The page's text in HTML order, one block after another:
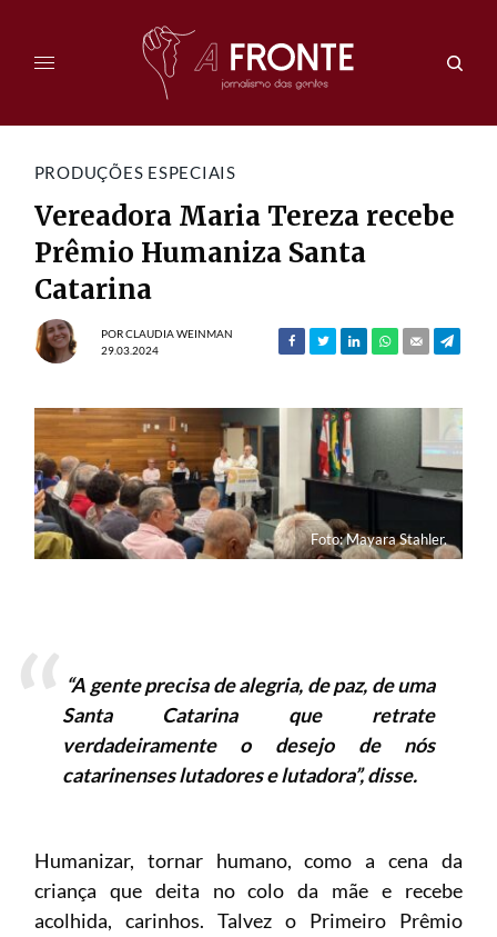
PRODUÇÕES ESPECIAIS
Vereadora Maria Tereza recebe
Prêmio Humaniza Santa
Catarina
PORCLAUDIA WEINMAN
29.03.2024
Foto: Mayara Stahler.
“A gente precisa de alegria, de paz, de uma
Santa Catarina que retrate
verdadeiramente o desejo de nós
catarinenses lutadores e lutadora”, disse.
Humanizar, tornar humano, como a cena da
criança que deita no colo da mãe e recebe
acolhida, carinhos. Talvez o Primeiro Prêmio